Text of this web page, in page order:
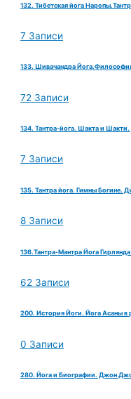
132. Тибетская йога
7 Записи
133. Шивачандра
72 Записи
134. Тантра-йога. Шакта и
7 Записи
135. Тантра йога. Гимны
8 Записи
136.Тантра-Мантра Йога
62 Записи
200. История Йоги. Йога Асаны в
0 Записи
280. Йога и Биографии. Джон